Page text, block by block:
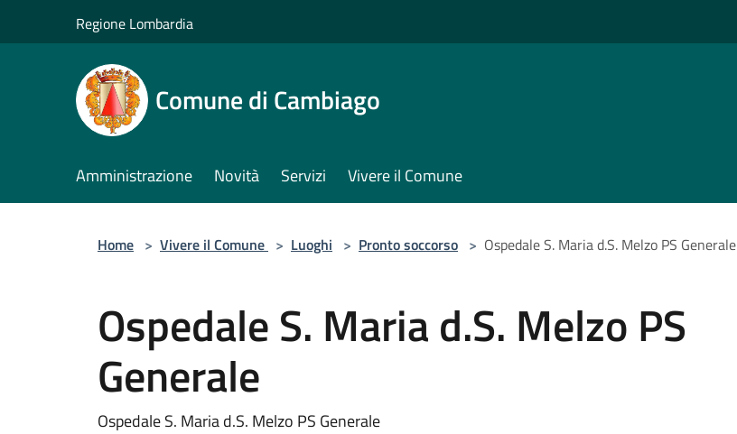
Regione Lombardia
Comune di Cambiago
Amministrazione Novità Servizi Vivere il Comune
Home > Vivere il Comune > Luoghi > Pronto soccorso > Ospedale S. Maria d.S. Melzo PS Generale
Ospedale S. Maria d.S. Melzo PS
Generale
Ospedale S. Maria d.S. Melzo PS Generale